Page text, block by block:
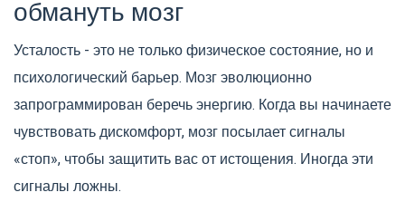
обмануть мозг
Усталость - это не только физическое состояние, но и
психологический барьер. Мозг эволюционно
запрограммирован беречь энергию. Когда вы начинаете
чувствовать дискомфорт, мозг посылает сигналы
«стоп», чтобы защитить вас от истощения. Иногда эти
сигналы ложны.